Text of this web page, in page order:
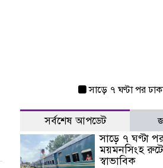
সাড়ে ৭ ঘণ্টা পর ঢাকা-
সর্বশেষ আপডেট
সাড়ে ৭ ঘণ্টা
ময়মনসিংহ
স্বাভাবিক